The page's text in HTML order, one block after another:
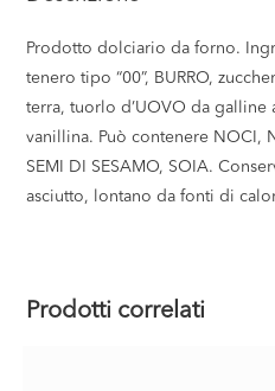
Prodotto dolciario da forno.
tenero tipo “00”, BURRO,
terra, tuorlo d’UOVO da galline
vanillina. Può contenere NOCI,
SEMI DI SESAMO, SOIA.
asciutto, lontano da fonti di
Prodotti correlati